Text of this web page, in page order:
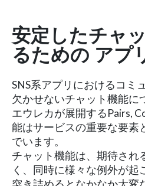
安定したチャ
るための アプ
SNS系アプリにおけるコミ
欠かせないチャット機能に
エウレカが展開するPairs,
能はサービスの重要な要素
でいます。
チャット機能は、期待され
く、同時に様々な例外が起